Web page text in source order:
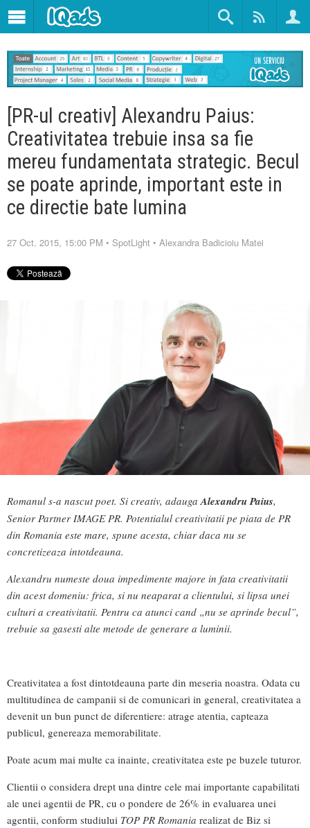
[PR-ul creativ] Alexandru Paius:
Creativitatea trebuie insa sa fie
mereu fundamentata strategic. Becul
se poate aprinde, important este in
ce directie bate lumina
27 Oct. 2015, 15:00 PM • SpotLight • Alexandra Badicioiu Matei
Romanul s-a nascut poet. Si creativ, adauga Alexandru Paius,
Senior Partner IMAGE PR. Potentialul creativitatii pe piata de PR
din Romania este mare, spune acesta, chiar daca nu se
concretizeaza intotdeauna.
Alexandru numeste doua impedimente majore in fata creativitatii
din acest domeniu: frica, si nu neaparat a clientului, si lipsa unei
culturi a creativitatii. Pentru ca atunci cand „nu se aprinde becul”,
trebuie sa gasesti alte metode de generare a luminii.
Creativitatea a fost dintotdeauna parte din meseria noastra. Odata cu
multitudinea de campanii si de comunicari in general, creativitatea a
devenit un bun punct de diferentiere: atrage atentia, capteaza
publicul, genereaza memorabilitate.
Poate acum mai multe ca inainte, creativitatea este pe buzele tuturor.
Clientii o considera drept una dintre cele mai importante capabilitati
ale unei agentii de PR, cu o pondere de 26% in evaluarea unei
agentii, conform studiului TOP PR Romania realizat de Biz si